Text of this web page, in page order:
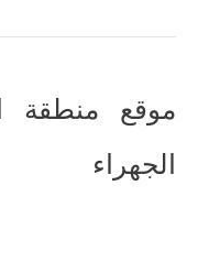
موقع منطقة
الجهراء